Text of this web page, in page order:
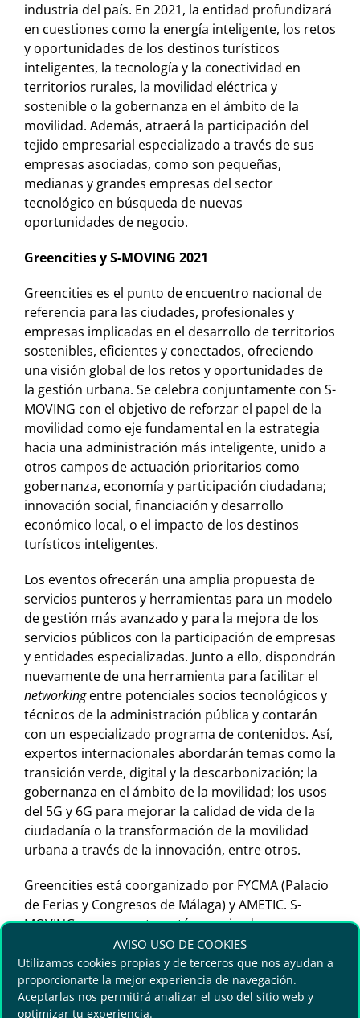
AVISO USO DE COOKIES
Utilizamos cookies propias y de terceros que nos ayudan a
proporcionarte la mejor experiencia de navegación.
Aceptarlas nos permitirá analizar el uso del sitio web y
optimizar tu experiencia.
industria del país. En 2021, la entidad profundizará
en cuestiones como la energía inteligente, los retos
y oportunidades de los destinos turísticos
inteligentes, la tecnología y la conectividad en
territorios rurales, la movilidad eléctrica y
sostenible o la gobernanza en el ámbito de la
movilidad. Además, atraerá la participación del
tejido empresarial especializado a través de sus
empresas asociadas, como son pequeñas,
medianas y grandes empresas del sector
tecnológico en búsqueda de nuevas
oportunidades de negocio.
Greencities y S-MOVING 2021
Greencities es el punto de encuentro nacional de
referencia para las ciudades, profesionales y
empresas implicadas en el desarrollo de territorios
sostenibles, eficientes y conectados, ofreciendo
una visión global de los retos y oportunidades de
la gestión urbana. Se celebra conjuntamente con S-
MOVING con el objetivo de reforzar el papel de la
movilidad como eje fundamental en la estrategia
hacia una administración más inteligente, unido a
otros campos de actuación prioritarios como
gobernanza, economía y participación ciudadana;
innovación social, financiación y desarrollo
económico local, o el impacto de los destinos
turísticos inteligentes.
Los eventos ofrecerán una amplia propuesta de
servicios punteros y herramientas para un modelo
de gestión más avanzado y para la mejora de los
servicios públicos con la participación de empresas
y entidades especializadas. Junto a ello, dispondrán
nuevamente de una herramienta para facilitar el
networkingentre potenciales socios tecnológicos y
técnicos de la administración pública y contarán
con un especializado programa de contenidos. Así,
expertos internacionales abordarán temas como la
transición verde, digital y la descarbonización; la
gobernanza en el ámbito de la movilidad; los usos
del 5G y 6G para mejorar la calidad de vida de la
ciudadanía o la transformación de la movilidad
urbana a través de la innovación, entre otros.
Greencities está coorganizado por FYCMA (Palacio
de Ferias y Congresos de Málaga) y AMETIC. S-
MOVING, por su parte, está organizado
conjuntamente por el recinto malagueño y la
Agencia de Innovación y Desarrollo de Andalucía
IDEA -dependiente de la Consejería de
Transformación Económica, Industria,